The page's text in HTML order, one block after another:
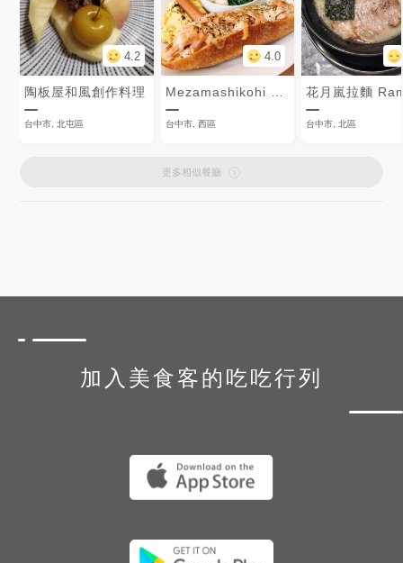
4.2
陶板屋和風創作料理
台中市, 北屯區
4.0
Mezamashikohi Trio
台中市, 西區 台中市, 北區
更多相似餐廳
加入美食客的吃吃行列